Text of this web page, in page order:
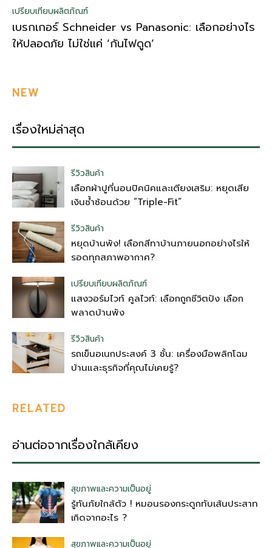
เปรียบเทียบผลิตภัณฑ์
เบรกเกอร์ Schneider vs Panasonic: เลือกอย่างไร
ให้ปลอดภัย ไม่ใช่แค่ ‘กันไฟดูด’
NEW
เรื่องใหม่ล่าสุด
รีวิวสินค้า
เลือกผ้าปูที่นอนปิคนิคและเตียงเสริม: หยุดเสีย
เงินซ้ำซ้อนด้วย “Triple-Fit”
รีวิวสินค้า
หยุดบ้านพัง! เลือกสีทาบ้านภายนอกอย่างไรให้
รอดทุกสภาพอากาศ?
เปรียบเทียบผลิตภัณฑ์
แสงวอร์มไวท์ คูลไวท์: เลือกถูกชีวิตปัง เลือก
พลาดบ้านพัง
รีวิวสินค้า
รถเข็นอเนกประสงค์ 3 ชั้น: เครื่องมือพลิกโฉม
บ้านและธุรกิจที่คุณไม่เคยรู้?
RELATED
อ่านต่อจากเรื่องใกล้เคียง
สุขภาพและความเป็นอยู่
รู้ทันภัยใกล้ตัว ! หมอนรองกระดูกทับเส้นประสาท
เกิดจากอะไร ?
สุขภาพและความเป็นอยู่